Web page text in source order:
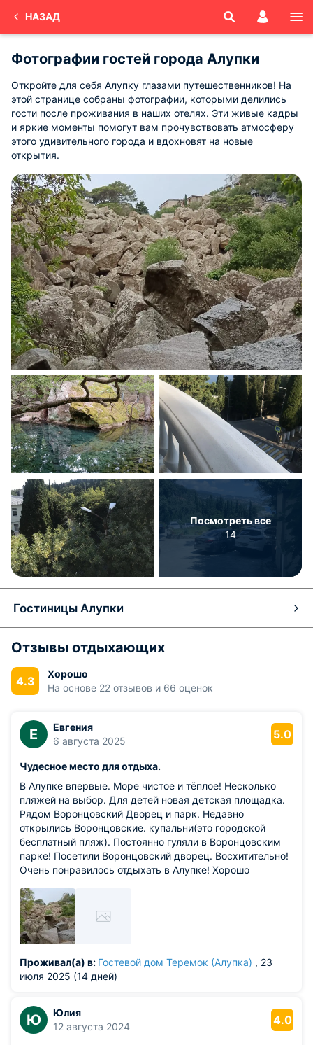
НАЗАД
Фотографии гостей города Алупки
Откройте для себя Алупку глазами путешественников! На
этой странице собраны фотографии, которыми делились
гости после проживания в наших отелях. Эти живые кадры
и яркие моменты помогут вам прочувствовать атмосферу
этого удивительного города и вдохновят на новые
открытия.
Посмотреть все
14
Гостиницы Алупки
Отзывы отдыхающих
4.3
Хорошо
На основе 22 отзывов и 66 оценок
Е
Евгения
6 августа 2025
5.0
Чудесное место для отдыха.
В Алупке впервые. Море чистое и тёплое! Несколько
пляжей на выбор. Для детей новая детская площадка.
Рядом Воронцовский Дворец и парк. Недавно
открылись Воронцовские. купальни(это городской
бесплатный пляж). Постоянно гуляли в Воронцовским
парке! Посетили Воронцовский дворец. Восхитительно!
Очень понравилось отдыхать в Алупке! Хорошо
были в Ялте. Посмотрели Ласточкино гнездо и мн. др.
достопримечательности этого места!
Проживал(а) в: Гостевой дом Теремок (Алупка) , 23
июля 2025 (14 дней)
Ю
Юлия
12 августа 2024
4.0